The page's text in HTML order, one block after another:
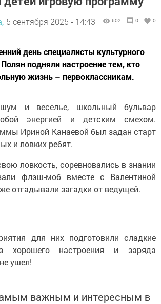
5 сентября 2025 - 14:43 602 0 0
день специалисты культурного
подняли настроение тем, кто
жизнь – первоклассникам.
и веселье, школьный бульвар
энергией и детским смехом.
Ириной Канаевой был задан старт
и ловких ребят.
ловкость, соревновались в знании
флэш-моб вместе с Валентиной
отгадывали загадки от ведущей.
для них подготовили сладкие
хорошего настроения и заряда
ушел!
важным и интересным в